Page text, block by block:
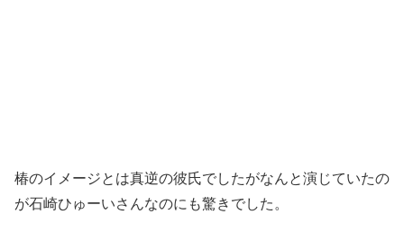
椿のイメージとは真逆の彼氏でしたがなんと演じていたの
が石崎ひゅーいさんなのにも驚きでした。